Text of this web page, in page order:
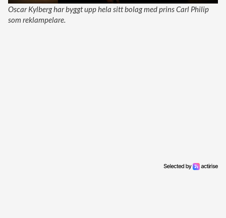
Oscar Kylberg har byggt upp hela sitt bolag med prins Carl Philip
som reklampelare.